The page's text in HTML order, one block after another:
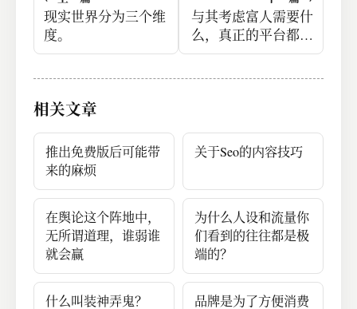
现实世界分为三个维
度。
与其考虑富人需要什
么，真正的平台都在
考虑6亿收入1000块
相关文章
推出免费版后可能带
来的麻烦
关于Seo的内容技巧
在舆论这个阵地中，
无所谓道理，谁弱谁
就会赢
为什么人设和流量你
们看到的往往都是极
端的？
什么叫装神弄鬼？ 品牌是为了方便消费